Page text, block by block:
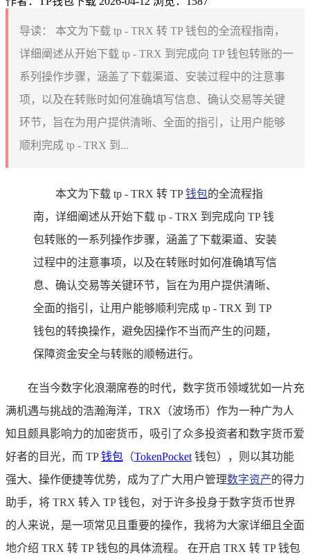
导读：
本文为下载 tp - TRX 转 TP 钱包的全流程指南，
详细阐述从开始下载 tp - TRX 到完成向 TP 钱包转账的一
系列操作步骤，涵盖了下载渠道、安装过程中的注意事
项，以及在转账时如何准确填写信息、确认交易等关键
环节，旨在为用户提供清晰、全面的指引，让用户能够
顺利完成 tp - TRX 到...
本文为下载 tp - TRX 转 TP钱包的全流程指
南，详细阐述从开始下载 tp - TRX 到完成向 TP 钱
包转账的一系列操作步骤，涵盖了下载渠道、安装
过程中的注意事项，以及在转账时如何准确填写信
息、确认交易等关键环节，旨在为用户提供清晰、
全面的指引，让用户能够顺利完成 tp - TRX 到 TP
钱包的转换操作，避免因操作不当而产生的问题，
保障资金安全与转账的顺畅进行。
在当今数字化浪潮席卷的时代，数字货币领域犹如一片充
满机遇与挑战的浩瀚海洋，TRX（波场币）作为一种广为人
知且颇具影响力的加密货币，吸引了众多投资者和数字货币爱
好者的目光，而 TP钱包 （TokenPocket 钱包），则以其功能
强大、操作便捷等优势，成为了广大用户管理数字资产的得力
助手，将 TRX 转入 TP 钱包，对于许多投身于数字货币世界
的人来说，是一项常见且重要的操作，我将为大家详细且全面
地介绍 TRX 转 TP 钱包的具体流程。 在开启 TRX 转 TP 钱包